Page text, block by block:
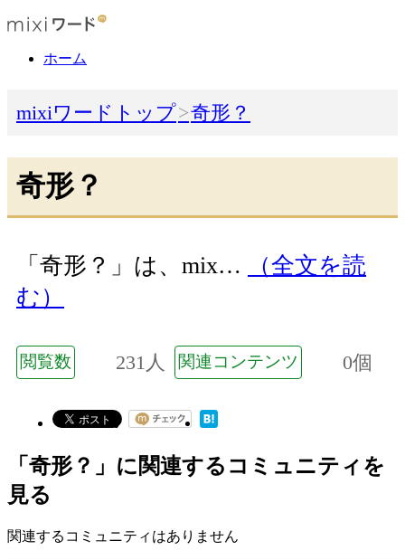
ホーム
mixiワードトップ 奇形？
奇形？
「奇形？」は、mix…
（全文を読
む）
閲覧数 231人 関連コンテンツ 0個
「奇形？」に関連するコミュニティを
見る
関連するコミュニティはありません